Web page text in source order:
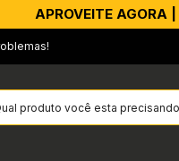
APROVEITE AGORA |